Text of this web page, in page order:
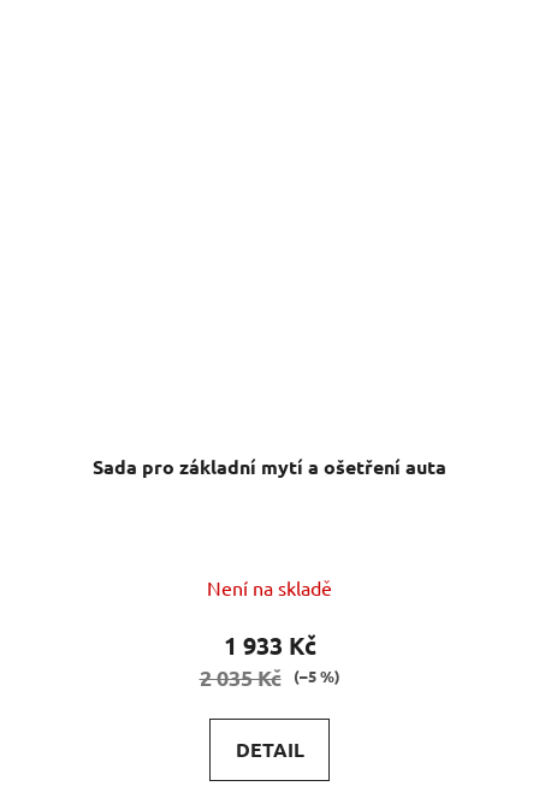
Sada pro základní mytí a ošetření auta
Není na skladě
1 933 Kč
2 035 Kč (–5 %)
DETAIL